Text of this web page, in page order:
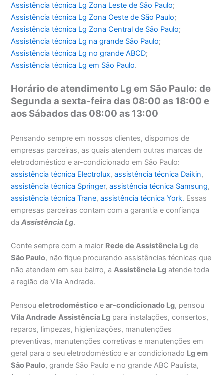
Assistência técnica Lg Zona Leste de São Paulo;
Assistência técnica Lg Zona Oeste de São Paulo;
Assistência técnica Lg Zona Central de São Paulo;
Assistência técnica Lg na grande São Paulo;
Assistência técnica Lg no grande ABCD;
Assistência técnica Lg em São Paulo.
Horário de atendimento Lg em São Paulo: de
Segunda a sexta-feira das 08:00 as 18:00 e
aos Sábados das 08:00 as 13:00
Pensando sempre em nossos clientes, dispomos de
empresas parceiras, as quais atendem outras marcas de
eletrodoméstico e ar-condicionado em São Paulo:
assistência técnica Electrolux,assistência técnica Daikin,
assistência técnica Springer,assistência técnica Samsung,
assistência técnica Trane,assistência técnica York. Essas
empresas parceiras contam com a garantia e confiança
daAssistência Lg.
Conte sempre com a maior Rede de Assistência Lg de
São Paulo, não fique procurando assistências técnicas que
não atendem em seu bairro, aAssistência Lg atende toda
a região de Vila Andrade.
Pensoueletrodoméstico ear-condicionado Lg, pensou
Vila Andrade Assistência Lg para instalações, consertos,
reparos, limpezas, higienizações, manutenções
preventivas, manutenções corretivas e manutenções em
geral para o seu eletrodoméstico e ar condicionado Lg em
São Paulo, grande São Paulo e no grande ABC Paulista,